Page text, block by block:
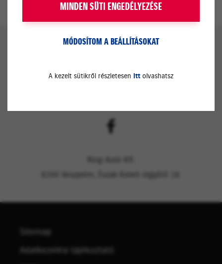
MINDEN SÜTI ENGEDÉLYEZÉSE
MÓDOSÍTOM A BEÁLLÍTÁSOKAT
A kezelt sütikről részletesen itt olvashatsz
Sitemap
Adatkezelési tájékoztató